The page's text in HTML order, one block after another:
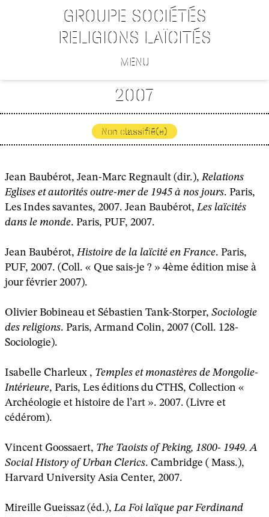
GROUPE SOCIÉTÉS
RELIGIONS LAÏCITÉS
MENU
2007
Non classifié(e)
Jean Baubérot, Jean-Marc Regnault (dir.), Relations
Eglises et autorités outre-mer de 1945 à nos jours. Paris,
Les Indes savantes, 2007. Jean Baubérot,Les laïcités
dans le monde. Paris, PUF, 2007.
Jean Baubérot,Histoire de la laïcité en France. Paris,
PUF, 2007. (Coll. « Que sais-je ? » 4ème édition mise à
jour février 2007).
Olivier Bobineau et Sébastien Tank-Storper, Sociologie
des religions. Paris, Armand Colin, 2007 (Coll. 128-
Sociologie).
Isabelle Charleux , Temples et monastères de Mongolie-
Intérieure, Paris, Les éditions du CTHS, Collection «
Archéologie et histoire de l’art ». 2007. (Livre et
cédérom).
Vincent Goossaert, The Taoists of Peking, 1800- 1949. A
Social History of Urban Clerics. Cambridge ( Mass.),
Harvard University Asia Center, 2007.
Mireille Gueissaz (éd.),La Foi laïque par Ferdinand